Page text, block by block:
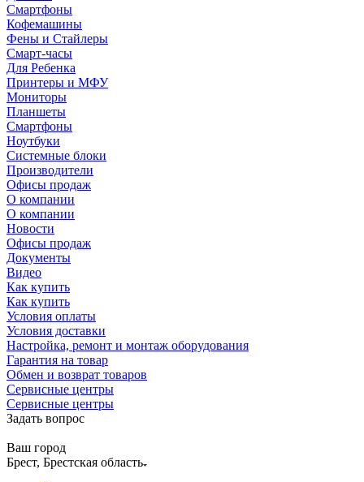
Смартфоны
Кофемашины
Фены и Стайлеры
Смарт-часы
Для Ребенка
Принтеры и МФУ
Мониторы
Планшеты
Смартфоны
Ноутбуки
Системные блоки
Производители
Офисы продаж
О компании
О компании
Новости
Офисы продаж
Документы
Видео
Как купить
Как купить
Условия оплаты
Условия доставки
Настройка, ремонт и монтаж оборудования
Гарантия на товар
Обмен и возврат товаров
Сервисные центры
Сервисные центры
Задать вопрос
Ваш город
Брест, Брестская область